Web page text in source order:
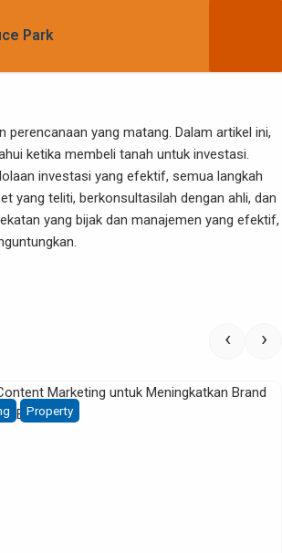
Park
yang matang. Dalam artikel ini,
ketika membeli tanah untuk investasi.
investasi yang efektif, semua langkah
yang teliti, berkonsultasilah dengan ahli, dan
yang bijak dan manajemen yang efektif,
‹ ›